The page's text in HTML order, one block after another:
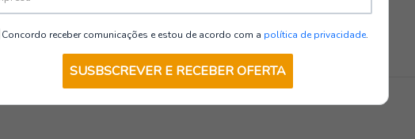
Gilets
Concordo receber comunicações e estou de acordo com a política de privacidade.
SUSBSCREVER E RECEBER OFERTA